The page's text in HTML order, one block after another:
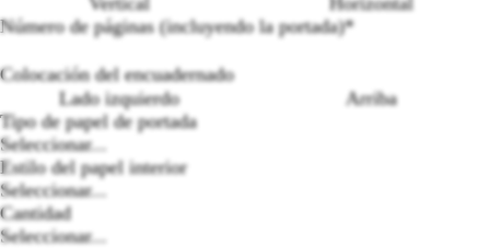
las
para
arrastrar
las
para
arrastrar
las
para
arrastrar
las
para
arrastrar
las
para
las
las
arrastrararrastrar
Número de páginas (incluyendo la portada)*
Colocación del encuadernado
Lado izquierdo
Arriba
Tipo de papel de portada
Seleccionar...
Estilo del papel interior
Seleccionar...
Cantidad
Seleccionar...